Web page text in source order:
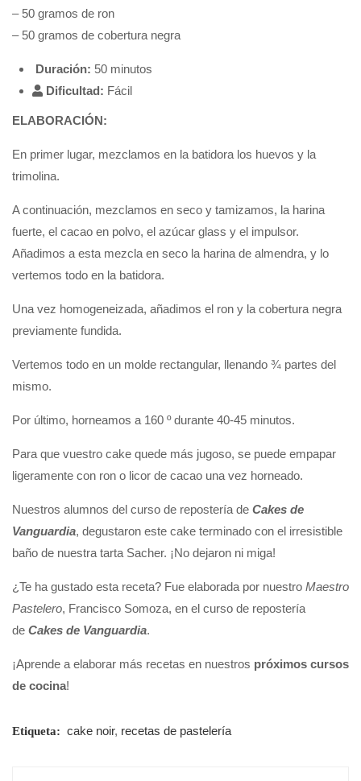
– 50 gramos de ron
– 50 gramos de cobertura negra
Duración: 50 minutos
Dificultad: Fácil
ELABORACIÓN:
En primer lugar, mezclamos en la batidora los huevos y la
trimolina.
A continuación, mezclamos en seco y tamizamos, la harina
fuerte, el cacao en polvo, el azúcar glass y el impulsor.
Añadimos a esta mezcla en seco la harina de almendra, y lo
vertemos todo en la batidora.
Una vez homogeneizada, añadimos el ron y la cobertura negra
previamente fundida.
Vertemos todo en un molde rectangular, llenando ¾ partes del
mismo.
Por último, horneamos a 160 º durante 40-45 minutos.
Para que vuestro cake quede más jugoso, se puede empapar
ligeramente con ron o licor de cacao una vez horneado.
Nuestros alumnos del curso de repostería de Cakes de
Vanguardia, degustaron este cake terminado con el irresistible
baño de nuestra tarta Sacher. ¡No dejaron ni miga!
¿Te ha gustado esta receta? Fue elaborada por nuestro Maestro
Pastelero, Francisco Somoza, en el curso de repostería
de Cakes de Vanguardia.
¡Aprende a elaborar más recetas en nuestros próximos cursos
de cocina!
Etiqueta: cake noir, recetas de pastelería